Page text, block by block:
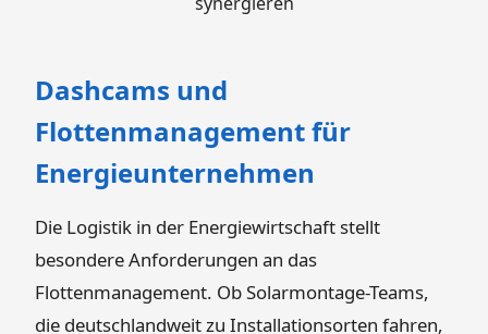
Dashcams und
Flottenmanagement für
Energieunternehmen
Die Logistik in der Energiewirtschaft stellt
besondere Anforderungen an das
Flottenmanagement. Ob Solarmontage-Teams,
die deutschlandweit zu Installationsorten fahren,